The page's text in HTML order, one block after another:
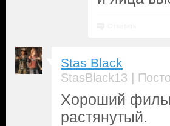
Stas Black
StasBlack13 |
Хороший
растянутый.